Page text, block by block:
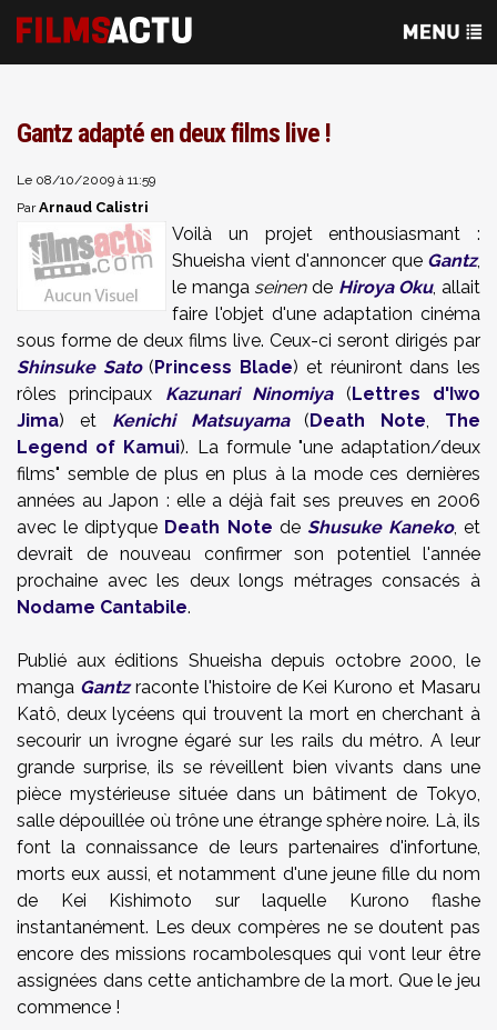
Gantz adapté en deux films live !
Le 08/10/2009 à 11:59
ParArnaud Calistri
Voilà un projet enthousiasmant :
Shueisha vient d'annoncer que Gantz,
le manga seinende Hiroya Oku, allait
faire l'objet d'une adaptation cinéma
sous forme de deux films live. Ceux-ci seront dirigés par
Shinsuke Sato(Princess Blade) et réuniront dans les
rôles principaux Kazunari Ninomiya(Lettres d'Iwo
Jima) et Kenichi Matsuyama(Death Note, The
Legend of Kamui). La formule "une adaptation/deux
films" semble de plus en plus à la mode ces dernières
années au Japon : elle a déjà fait ses preuves en 2006
avec le diptyque Death Note de Shusuke Kaneko, et
devrait de nouveau confirmer son potentiel l'année
prochaine avec les deux longs métrages consacés à
Nodame Cantabile.
Publié aux éditions Shueisha depuis octobre 2000, le
manga Gantz raconte l'histoire de Kei Kurono et Masaru
Katô, deux lycéens qui trouvent la mort en cherchant à
secourir un ivrogne égaré sur les rails du métro. A leur
grande surprise, ils se réveillent bien vivants dans une
pièce mystérieuse située dans un bâtiment de Tokyo,
salle dépouillée où trône une étrange sphère noire. Là, ils
font la connaissance de leurs partenaires d'infortune,
morts eux aussi, et notamment d'une jeune fille du nom
de Kei Kishimoto sur laquelle Kurono flashe
instantanément. Les deux compères ne se doutent pas
encore des missions rocambolesques qui vont leur être
assignées dans cette antichambre de la mort. Que le jeu
commence !